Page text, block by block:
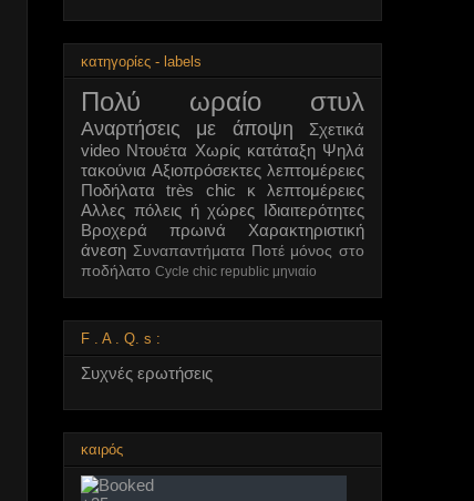
κατηγορίες - labels
Πολύ ωραίο στυλ
Αναρτήσεις με άποψη
Σχετικά
video Ντουέτα Χωρίς κατάταξη Ψηλά
τακούνια Αξιοπρόσεκτες λεπτομέρειες
Ποδήλατα très chic κ λεπτομέρειες
Αλλες πόλεις ή χώρες Ιδιαιτερότητες
Βροχερά πρωινά
Χαρακτηριστική
άνεση Συναπαντήματα Ποτέ μόνος στο
ποδήλατο Cycle chic republic μηνιαίο
F . A . Q. s :
Συχνές ερωτήσεις
καιρός